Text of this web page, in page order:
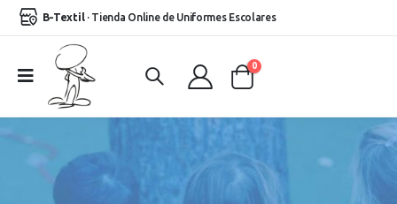
B-Textil· Tienda Online de Uniformes Escolares
0